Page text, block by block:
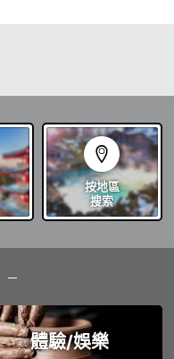
按地區
搜索
體驗/娛樂